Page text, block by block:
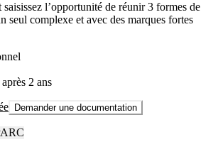
l’opportunité de réunir 3 formes de
seul complexe et avec des marques fortes
2 ans
Demander une documentation